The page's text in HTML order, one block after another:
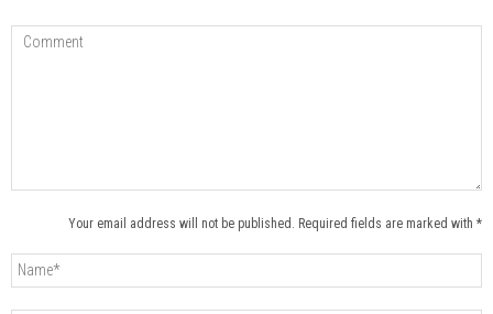
Your email address will not be published. Required fields are marked with *